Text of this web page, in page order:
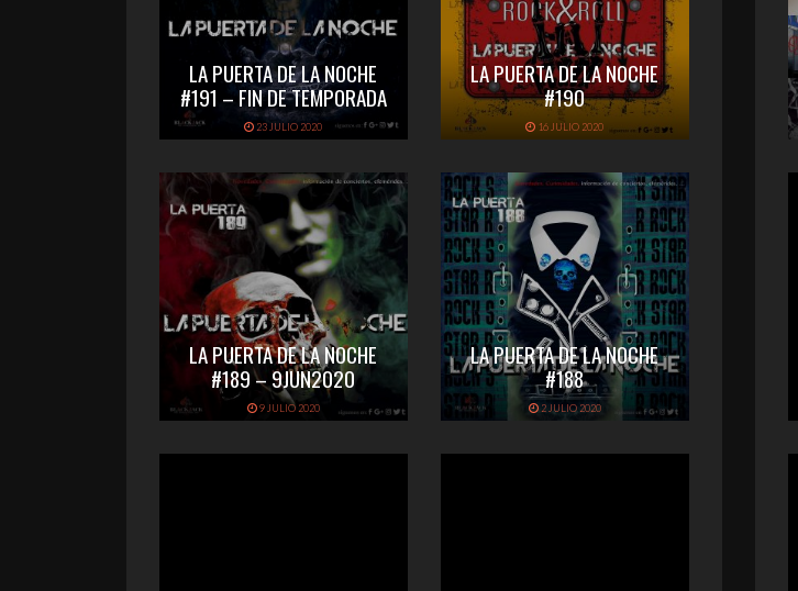
LA PUERTA DE LA NOCHE
#191 – FIN DE TEMPORADA
23 JULIO 2020
LA PUERTA DE LA NOCHE
#190
16 JULIO 2020
LA PUERTA DE LA NOCHE
#189 – 9JUN2020
9 JULIO 2020
LA PUERTA DE LA NOCHE
#188
2 JULIO 2020